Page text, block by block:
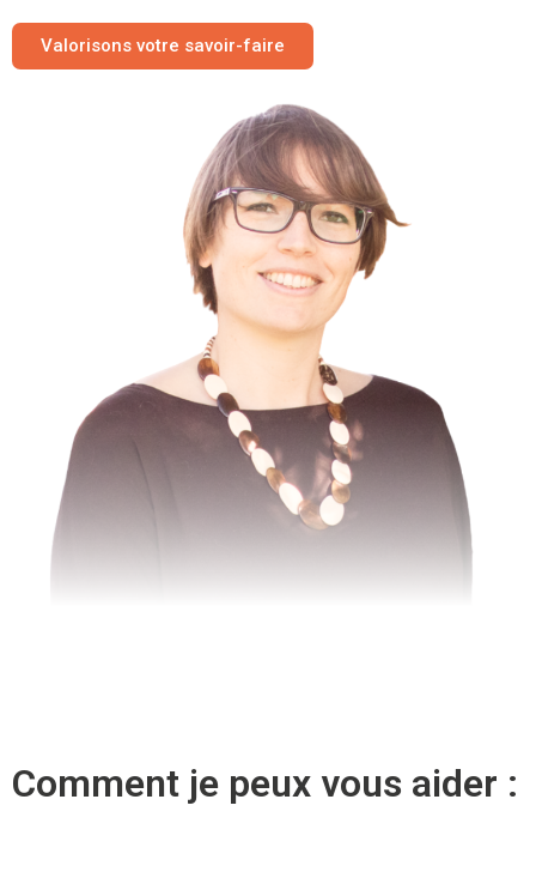
Valorisons votre savoir-faire
Comment je peux vous aider :